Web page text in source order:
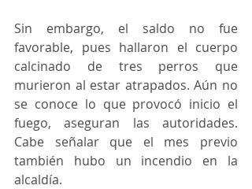
Sin embargo, el saldo no fue
favorable, pues hallaron el cuerpo
calcinado de tres perros que
murieron al estar atrapados. Aún no
se conoce lo que provocó inicio el
fuego, aseguran las autoridades.
Cabe señalar que el mes previo
también hubo un incendio en la
alcaldía.